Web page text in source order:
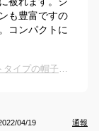
も豊富ですの
コンパクトに
【レディース】機能性抜群なおしゃれなハットタイプの帽子を教えて！
04/19 通報